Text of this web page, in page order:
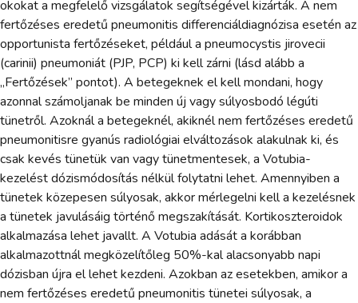
okokat a megfelelő vizsgálatok segítségével kizárták. A nem
fertőzéses eredetű pneumonitis differenciáldiagnózisa esetén az
opportunista fertőzéseket, például a pneumocystis jirovecii
(carinii) pneumoniát (PJP, PCP) ki kell zárni (lásd alább a
„Fertőzések” pontot). A betegeknek el kell mondani, hogy
azonnal számoljanak be minden új vagy súlyosbodó légúti
tünetről. Azoknál a betegeknél, akiknél nem fertőzéses eredetű
pneumonitisre gyanús radiológiai elváltozások alakulnak ki, és
csak kevés tünetük van vagy tünetmentesek, a Votubia-
kezelést dózismódosítás nélkül folytatni lehet. Amennyiben a
tünetek közepesen súlyosak, akkor mérlegelni kell a kezelésnek
a tünetek javulásáig történő megszakítását. Kortikoszteroidok
alkalmazása lehet javallt. A Votubia adását a korábban
alkalmazottnál megközelítőleg 50%-kal alacsonyabb napi
dózisban újra el lehet kezdeni. Azokban az esetekben, amikor a
nem fertőzéses eredetű pneumonitis tünetei súlyosak, a